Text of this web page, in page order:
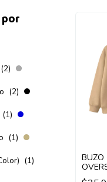
(2)
(2)
(1)
(1)
(1)
BUZO